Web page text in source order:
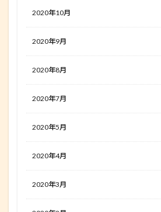
2020年10月
2020年9月
2020年8月
2020年7月
2020年5月
2020年4月
2020年3月